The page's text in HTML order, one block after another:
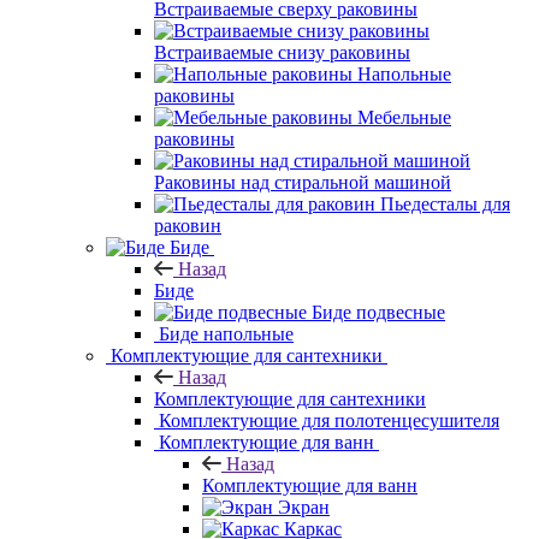
Встраиваемые сверху раковины
Встраиваемые снизу раковины
Напольные
раковины
Мебельные
раковины
Раковины над стиральной машиной
Пьедесталы для
раковин
Биде
Назад
Биде
Биде подвесные
Комплектующие для сантехники
Назад
Комплектующие для сантехники
Комплектующие для полотенцесушителя
Комплектующие для ванн
Назад